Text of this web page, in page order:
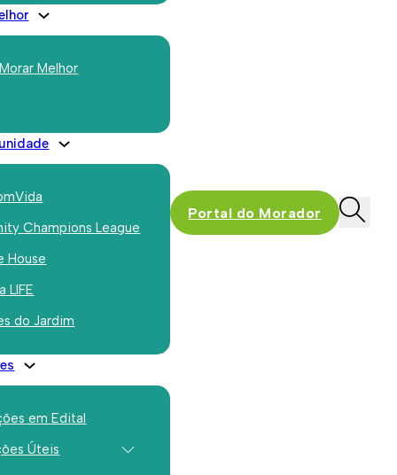
Melhor
Champions League
House
LIFE
do Jardim
em Edital
Úteis
Portal do Morador
e Renda Convencionada
área dos condomínios;
e expediente;